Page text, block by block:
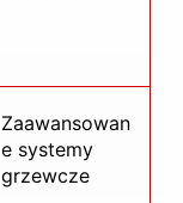
Zaawansowan
e systemy
grzewcze